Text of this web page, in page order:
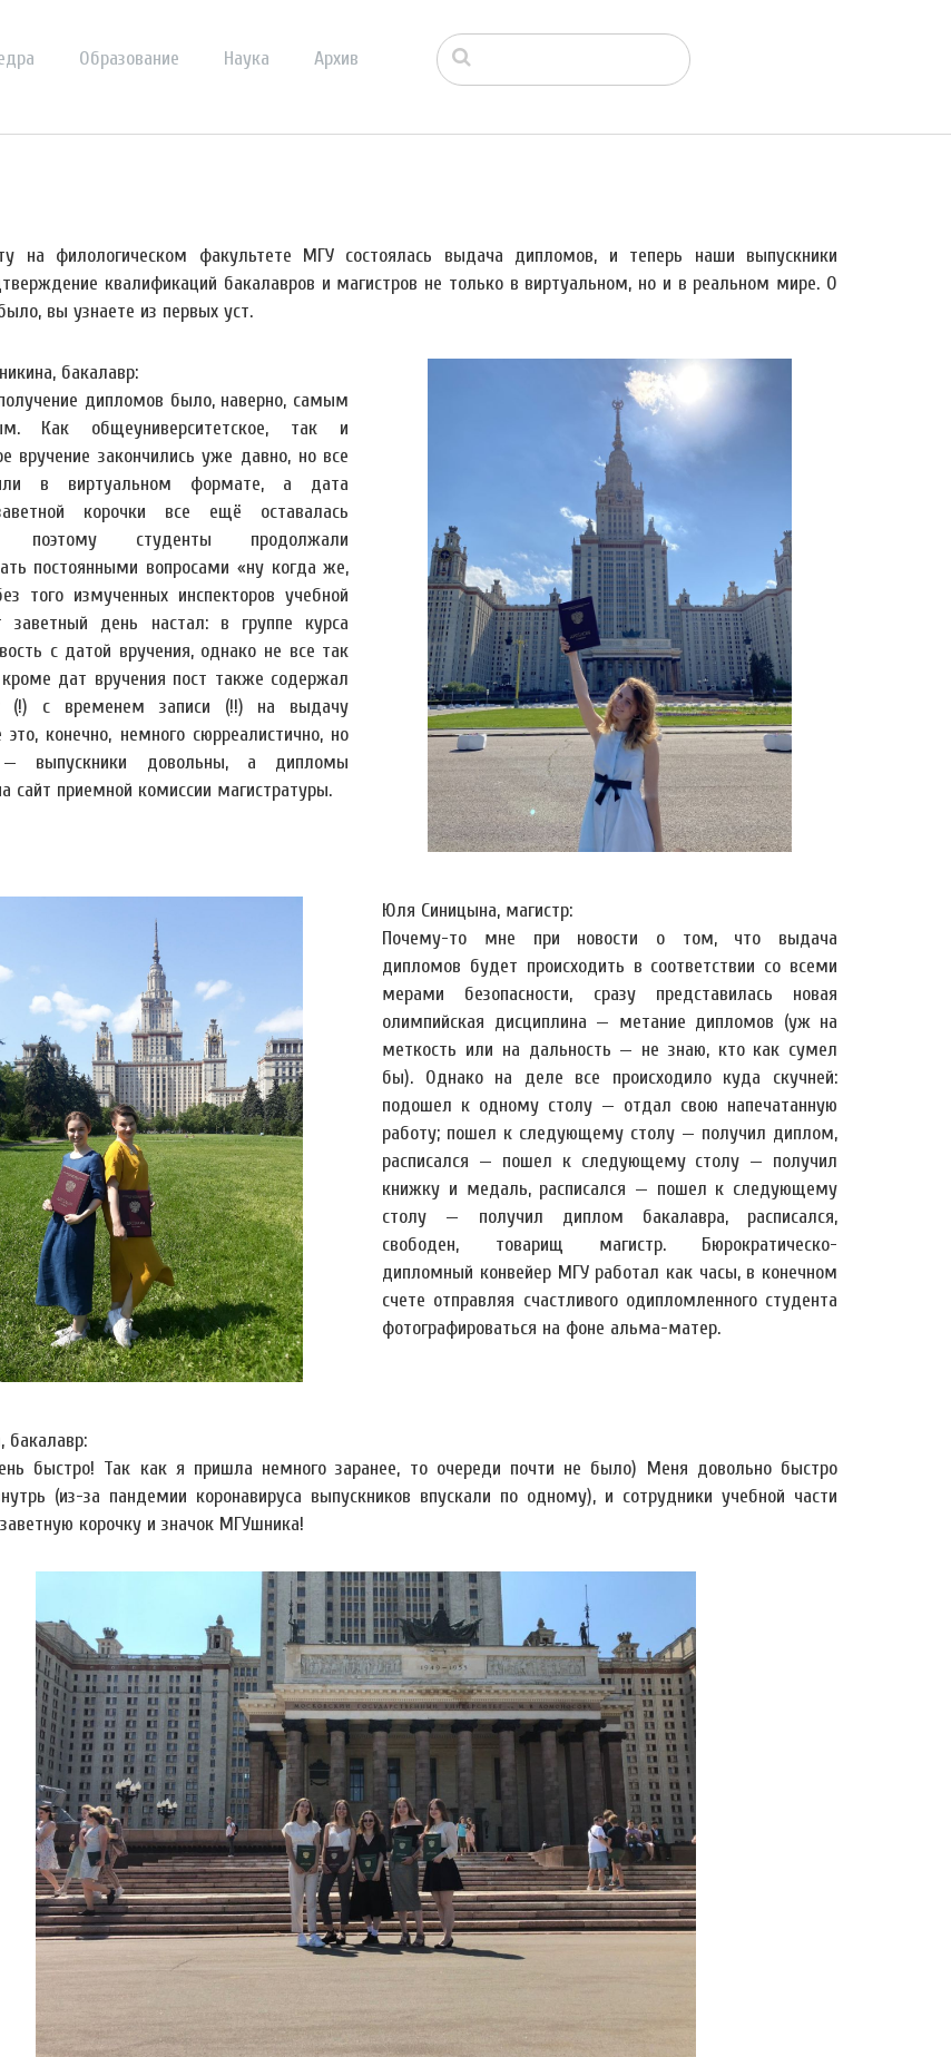
Образование Наука Архив
на филологическом факультете МГУ состоялась выдача дипломов, и теперь наши выпускники
квалификаций бакалавров и магистров не только в виртуальном, но и в реальном мире. О
вы узнаете из первых уст.
бакалавр:
дипломов было, наверно, самым
Как общеуниверситетское, так и
вручение закончились уже давно, но все
в виртуальном формате, а дата
корочки все ещё оставалась
поэтому студенты продолжали
постоянными вопросами «ну когда же,
того измученных инспекторов учебной
заветный день настал: в группе курса
с датой вручения, однако не все так
дат вручения пост также содержал
(!) с временем записи (!!) на выдачу
конечно, немного сюрреалистично, но
выпускники довольны, а дипломы
сайт приемной комиссии магистратуры.
Юля Синицына, магистр:
Почему-то мне при новости о том, что выдача
дипломов будет происходить в соответствии со всеми
мерами безопасности, сразу представилась новая
олимпийская дисциплина — метание дипломов (уж на
меткость или на дальность — не знаю, кто как сумел
бы). Однако на деле все происходило куда скучней:
подошел к одному столу — отдал свою напечатанную
работу; пошел к следующему столу — получил диплом,
расписался — пошел к следующему столу — получил
книжку и медаль, расписался — пошел к следующему
столу — получил диплом бакалавра, расписался,
свободен, товарищ магистр. Бюрократическо-
дипломный конвейер МГУ работал как часы, в конечном
счете отправляя счастливого одипломленного студента
фотографироваться на фоне альма-матер.
бакалавр:
быстро! Так как я пришла немного заранее, то очереди почти не было) Меня довольно быстро
(из-за пандемии коронавируса выпускников впускали по одному), и сотрудники учебной части
корочку и значок МГУшника!